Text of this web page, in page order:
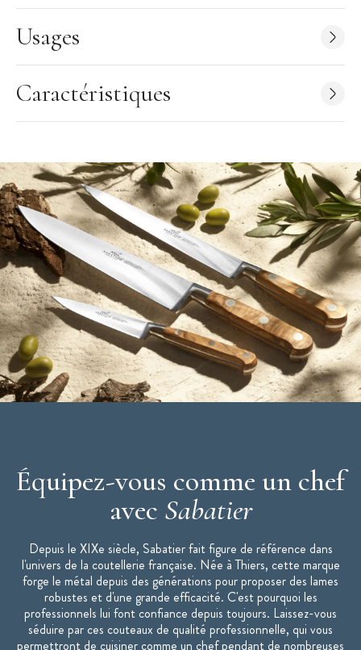
Usages
Caractéristiques
Équipez-vous comme un chef
avec Sabatier
Depuis le XIXe siècle, Sabatier fait figure de référence dans
l'univers de la coutellerie française. Née à Thiers, cette marque
forge le métal depuis des générations pour proposer des lames
robustes et d'une grande efficacité. C'est pourquoi les
professionnels lui font confiance depuis toujours. Laissez-vous
séduire par ces couteaux de qualité professionnelle, qui vous
permettront de cuisiner comme un chef pendant de nombreuses